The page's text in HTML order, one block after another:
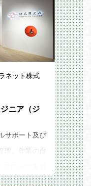
ネット株式
ニア（ジ
サポート及び
理、作業の自
ローの実装
）